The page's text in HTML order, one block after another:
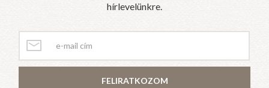
hírlevelünkre.
FELIRATKOZOM